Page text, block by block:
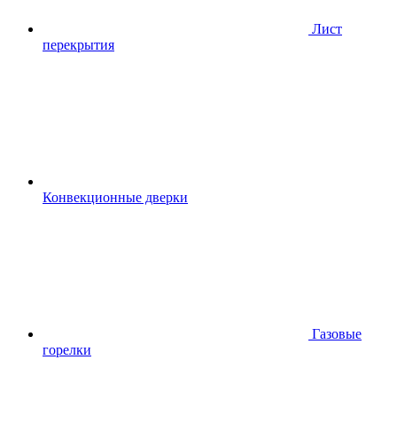
Лист
перекрытия
Конвекционные дверки
Газовые
горелки